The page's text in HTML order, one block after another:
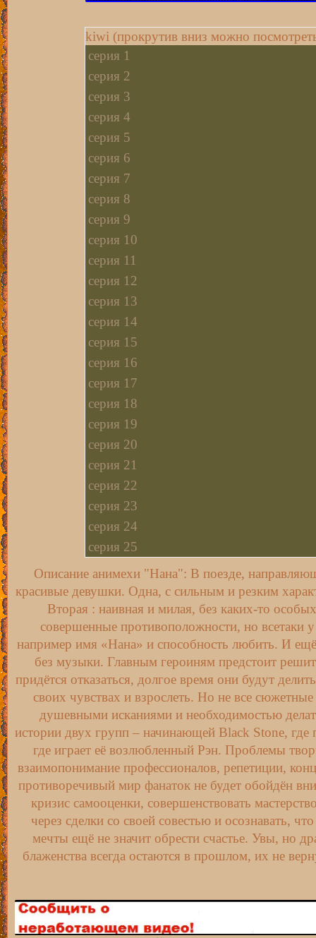
kiwi (прокрутив вниз можно
серия 1
серия 2
серия 3
серия 4
серия 5
серия 6
серия 7
серия 8
серия 9
серия 10
серия 11
серия 12
серия 13
серия 14
серия 15
серия 16
серия 17
серия 18
серия 19
серия 20
серия 21
серия 22
серия 23
серия 24
серия 25
серия 27
серия 28
серия 29
серия 30
серия 31
серия 32
серия 33
серия 34
серия 35
серия 36
серия 37
серия 38
серия 39
серия 40
серия 43
Описание анимехи "Нана": В поезде,
красивые девушки. Одна, с сильным и резким
Вторая : наивная и милая, без каких-то
совершенные противоположности, но всетаки
например имя «Нана» и способность любить. И
без музыки. Главным героиням предстоит
придётся отказаться, долгое время они будут
своих чувствах и взрослеть. Но не все
душевными исканиями и необходимостью
истории двух групп – начинающей Black Stone, где
где играет её возлюбленный Рэн. Проблемы
взаимопонимание профессионалов, репетиции,
противоречивый мир фанаток не будет обойдён
кризис самооценки, совершенствовать
через сделки со своей совестью и осознавать,
мечты ещё не значит обрести счастье. Увы, но
блаженства всегда остаются в прошлом, их не